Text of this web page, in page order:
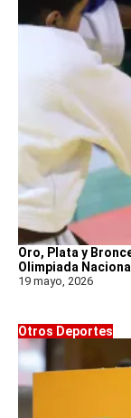
Oro, Plata y
Olimpiada
19 mayo, 2026
Otros Deportes